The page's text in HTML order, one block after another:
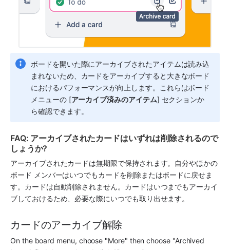
ボードを開いた際にアーカイブされたアイテムは読み込
まれないため、カードをアーカイブすると大きなボード
におけるパフォーマンスが向上します。これらはボード
メニューの [アーカイブ済みのアイテム] セクションか
ら確認できます。
FAQ: アーカイブされたカードはいずれは削除されるので
しょうか?
アーカイブされたカードは無期限で保持されます。自分やほかの
ボード メンバーはいつでもカードを削除またはボードに戻せま
す。カードは自動削除されません。カードはいつまでもアーカイ
ブしておけるため、必要な際にいつでも取り出せます。
カードのアーカイブ解除
On the board menu, choose "More" then choose "Archived